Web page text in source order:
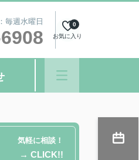
毎週水曜日
お気に入り
0
気軽に相談！
→ CLICK!!